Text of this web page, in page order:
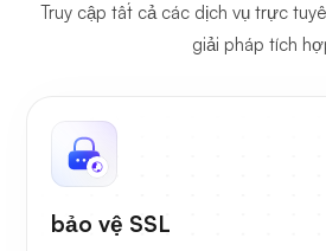
Truy cập tất cả các dịch vụ trực
giải pháp tích
bảo vệ SSL